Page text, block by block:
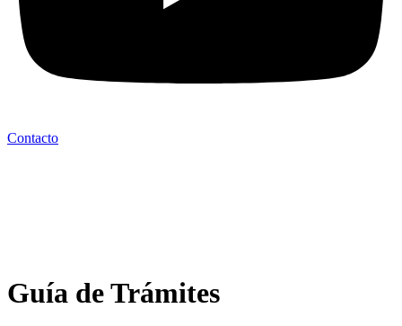
Contacto
Guía de Trámites